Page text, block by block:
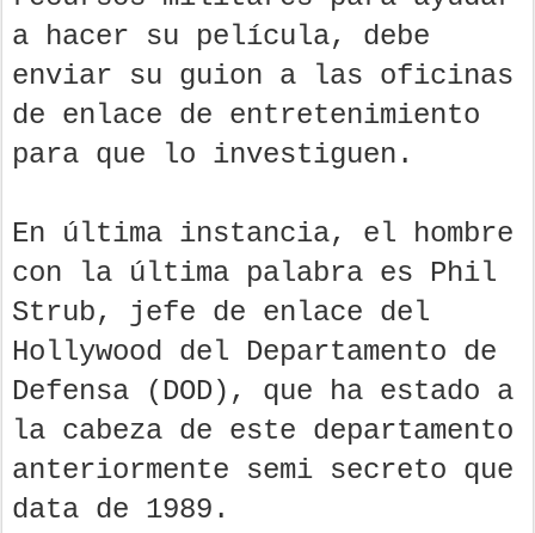
a hacer su película, debe
enviar su guion a las oficinas
de enlace de entretenimiento
para que lo investiguen.
En última instancia, el hombre
con la última palabra es Phil
Strub, jefe de enlace del
Hollywood del Departamento de
Defensa (DOD), que ha estado a
la cabeza de este departamento
anteriormente semi secreto que
data de 1989.